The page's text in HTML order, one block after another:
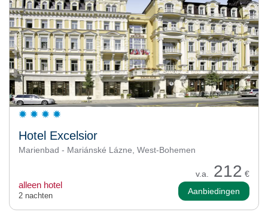
Hotel Excelsior
Marienbad - Mariánské Lázne, West-Bohemen
v.a. 212 €
alleen hotel
2 nachten Aanbiedingen